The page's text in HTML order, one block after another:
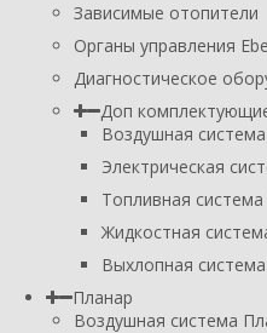
Зависимые отопители
Органы управления
Диагностическое
Доп
Воздушная
Электрическая
Топливная
Жидкостная
Выхлопная
Планар
Воздушная система